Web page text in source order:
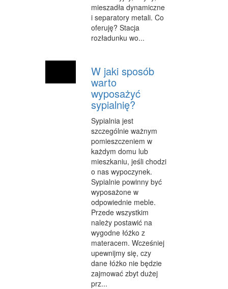
INFORMATYCZNE
RESTAURACJE, CATERING
ADWOKACI, PORADY PRAWNE
WETERYNARYJNE, HODOWLA ZWIERZĄT
SPRZĄTANIE, PORZĄDKOWANIE
SERWIS
OPIEKA
INNE USŁUGI
ZWIEDZANIE
HOTELE I NOCLEGI
PODRÓŻE
WYPOCZYNEK
URODA
DIETETYKA, ODCHUDZANIE
mieszadła dynamiczne
i separatory metali. Co
oferuję? Stacja
rozładunku wo...
W jaki sposób
warto
wyposażyć
sypialnię?
Sypialnia jest
szczególnie ważnym
pomieszczeniem w
każdym domu lub
mieszkaniu, jeśli chodzi
o nas wypoczynek.
Sypialnie powinny być
wyposażone w
odpowiednie meble.
Przede wszystkim
należy postawić na
wygodne łóżko z
materacem. Wcześniej
upewnijmy się, czy
dane łóżko nie będzie
zajmować zbyt dużej
prz...